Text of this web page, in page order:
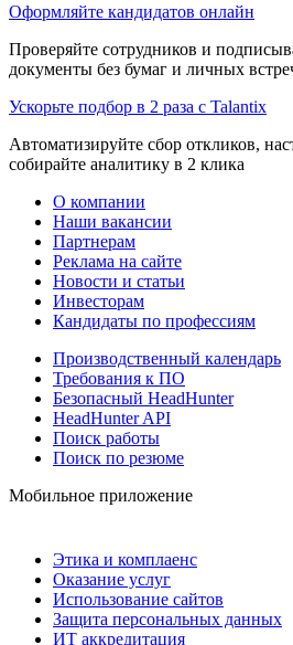
Оформляйте кандидатов онлайн
Проверяйте сотрудников и
документы без бумаг и личных
Ускорьте подбор в 2 раза с Talantix
Автоматизируйте сбор откликов,
собирайте аналитику в 2 клика
О компании
Наши вакансии
Партнерам
Реклама на сайте
Новости и статьи
Инвесторам
Кандидаты по профессиям
Производственный календарь
Требования к ПО
Безопасный HeadHunter
HeadHunter API
Поиск работы
Поиск по резюме
Мобильное приложение
Этика и комплаенс
Оказание услуг
Использование сайтов
Защита персональных данных
ИТ аккредитация